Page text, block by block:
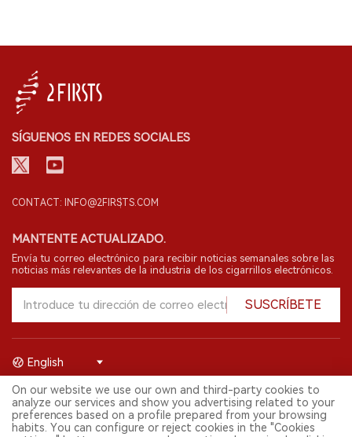
SÍGUENOS EN REDES SOCIALES
CONTACT: INFO@2FIRSTS.COM
MANTENTE ACTUALIZADO.
Envía tu correo electrónico para recibir noticias semanales sobre las
noticias más relevantes de la industria de los cigarrillos electrónicos.
SUSCRÍBETE
© 2026 Shenzhen 2FIRSTS Technology Co.,Ltd. Todos los derechos
reservados.
2FIRSTS solo es accesible para profesionales de la industria,
investigadores, medios y otros profesionales. El acceso por menores
English
On our website we use our own and third-party cookies to
analyze our services and show you advertising related to your
preferences based on a profile prepared from your browsing
habits. You can configure or reject cookies in the "Cookies